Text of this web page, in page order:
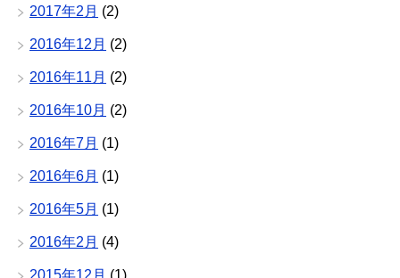
2017年2月 (2)
2016年12月 (2)
2016年11月 (2)
2016年10月 (2)
2016年7月 (1)
2016年6月 (1)
2016年5月 (1)
2016年2月 (4)